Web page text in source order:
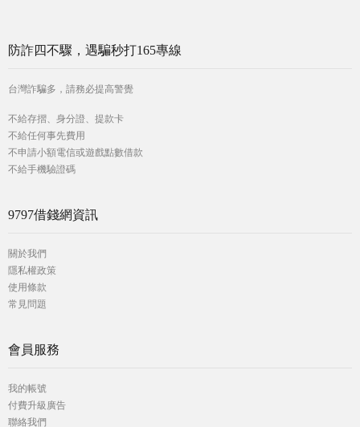
防詐四不驟，遇騙秒打165專線
台灣詐騙多，請務必提高警覺
不給存摺、身分證、提款卡
不給任何事先費用
不申請小額電信或遊戲點數借款
不給手機驗證碼
9797借錢網資訊
關於我們
隱私權政策
使用條款
常見問題
會員服務
我的帳號
付費升級廣告
聯絡我們